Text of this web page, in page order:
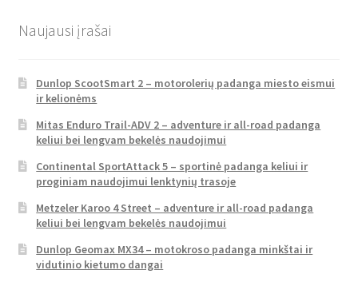
Naujausi įrašai
Dunlop ScootSmart 2 – motorolerių padanga miesto eismui
ir kelionėms
Mitas Enduro Trail-ADV 2 – adventure ir all-road padanga
keliui bei lengvam bekelės naudojimui
Continental SportAttack 5 – sportinė padanga keliui ir
proginiam naudojimui lenktynių trasoje
Metzeler Karoo 4 Street – adventure ir all-road padanga
keliui bei lengvam bekelės naudojimui
Dunlop Geomax MX34 – motokroso padanga minkštai ir
vidutinio kietumo dangai